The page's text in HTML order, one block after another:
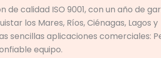
calidad ISO 9001, con un año de
los Mares, Ríos, Ciénagas, Lagos y
sencillas aplicaciones comerciales:
equipo.